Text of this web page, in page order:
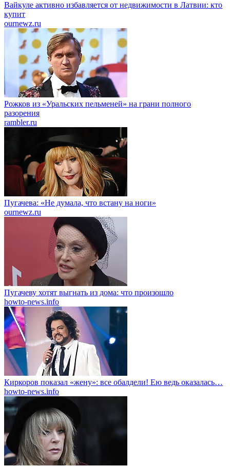
Вайкуле активно избавляется от недвижимости в Латвии: кто
купит
ournewz.ru
Рожков из «Уральских пельменей» на грани полного
разорения
rambler.ru
Пугачева: «Не думала, что встану на ноги»
ournewz.ru
Пугачеву хотят выгнать из дома: что произошло
howto-news.info
Киркоров показал «жену»: все обалдели! Ею ведь оказалась…
howto-news.info